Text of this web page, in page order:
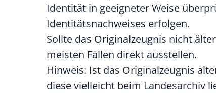
Identität in geeigneter Weise
Identitätsnachweises erfolgen.
Sollte das Originalzeugnis nicht
meisten Fällen direkt ausstellen.
Hinweis: Ist das Originalzeugnis
diese vielleicht beim Landesarchiv